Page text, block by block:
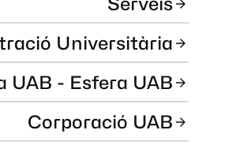
Universitària
UAB - Esfera UAB
Corporació UAB